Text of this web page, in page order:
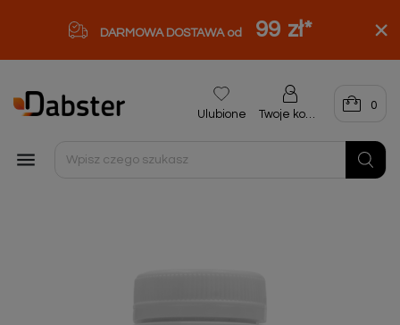
DARMOWA DOSTAWA od 99 zł*

Ulubione Twoje konto
0